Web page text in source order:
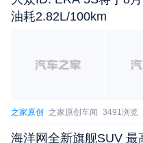
现款Vanquish拥有835
息，我们也将持续关注
油耗2.82L/100km
之家原创 之家原创车闻 3491浏览
海洋网全新旗舰SUV 最